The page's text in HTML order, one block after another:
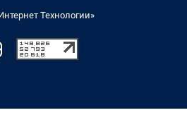
Технологии»